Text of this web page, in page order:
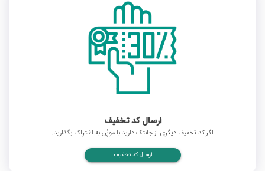
ارسال کد تخفیف
اگر کد تخفیف دیگری از جانتک دارید با موپُن به اشتراک بگذارید.
ارسال کد تخفیف